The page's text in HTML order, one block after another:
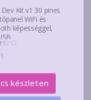
Dev Kit v1 30 pines
WiFi és
képességgel,
készleten